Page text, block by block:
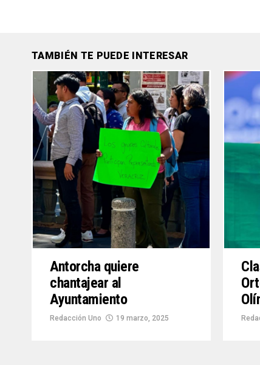
TAMBIÉN TE PUEDE INTERESAR
Antorcha quiere
chantajear al
Ayuntamiento
Redacción Uno 19 marzo, 2025